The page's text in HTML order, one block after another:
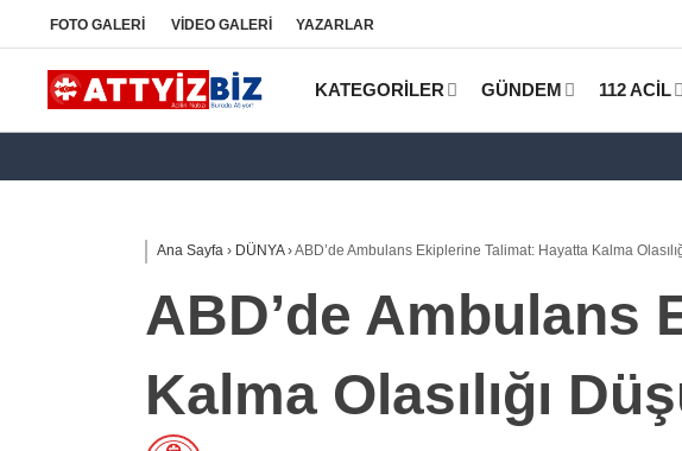
FOTO GALERİ VİDEO GALERİ YAZARLAR
KATEGORİLER GÜNDEM 112 ACİL
Ana Sayfa › DÜNYA›ABD’de Ambulans Ekiplerine Talimat: Hayatta Kalma
ABD’de Ambulans
Kalma Olasılığı